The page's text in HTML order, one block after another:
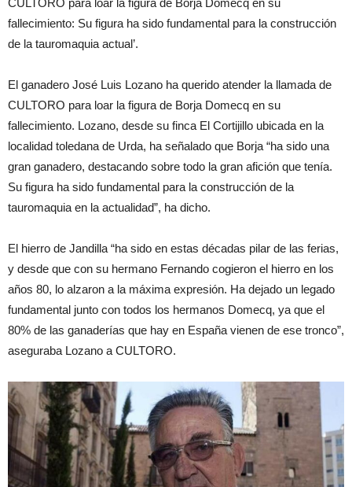
fallecimiento: Su figura ha sido fundamental para la construcción
de la tauromaquia actual’.
El ganadero José Luis Lozano ha querido atender la llamada de
CULTORO para loar la figura de Borja Domecq en su
fallecimiento. Lozano, desde su finca El Cortijillo ubicada en la
localidad toledana de Urda, ha señalado que Borja “ha sido una
gran ganadero, destacando sobre todo la gran afición que tenía.
Su figura ha sido fundamental para la construcción de la
tauromaquia en la actualidad”, ha dicho.
El hierro de Jandilla “ha sido en estas décadas pilar de las ferias,
y desde que con su hermano Fernando cogieron el hierro en los
años 80, lo alzaron a la máxima expresión. Ha dejado un legado
fundamental junto con todos los hermanos Domecq, ya que el
80% de las ganaderías que hay en España vienen de ese tronco”,
aseguraba Lozano a CULTORO.